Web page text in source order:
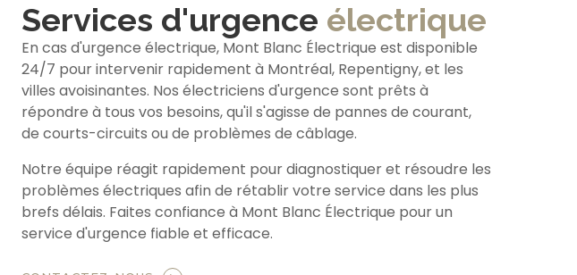
Services d'urgence électrique
En cas d'urgence électrique, Mont Blanc Électrique est disponible
24/7 pour intervenir rapidement à Montréal, Repentigny, et les
villes avoisinantes. Nos électriciens d'urgence sont prêts à
répondre à tous vos besoins, qu'il s'agisse de pannes de courant,
de courts-circuits ou de problèmes de câblage.
Notre équipe réagit rapidement pour diagnostiquer et résoudre les
problèmes électriques afin de rétablir votre service dans les plus
brefs délais. Faites confiance à Mont Blanc Électrique pour un
service d'urgence fiable et efficace.